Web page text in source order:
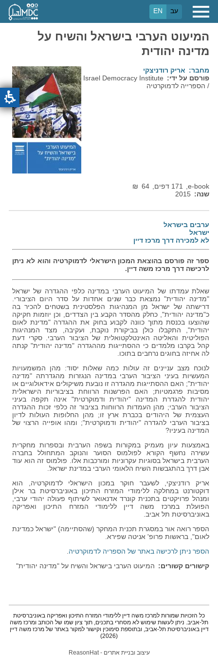
לתוכן
העיקרי
EN עב
המיעוט הערבי בישראל והשיח על
מדינה יהודית
מחבר
אריק רודניצקי
פורסם על ידי
Israel Democracy Institute
/ הספרייה לדמוקרטיה
e-book 171 דפים 64
₪
שנה
2015
ערבים בישראל
ישראל
לא למכירה דרך מרכז דיין
ספר זה פורסם בהוצאת המכון הישראלי לדמוקרטיה והוא לא ניתן
לרכישה דרך מרכז משה דיין.
שאלת עמדתו של המיעוט הערבי במדינה כלפי ההגדרה של ישראל
"מדינה יהודית" נמצאת כבר שנים אחדות על סדר היום הציבורי.
דרישתה של ישראל מן המנהיגות הפלסטינית בשטחים להכיר בה
כ"מדינה יהודית", כחלק מהסדר הקבע בין הצדדים, וכן יוזמות חקיקה
שהוצעו בכנסת מתוך כוונה לקבוע בחוק את ההגדרה "מדינת לאום
יהודית", התקבלו כולן בביקורת נוקבת, ועקיבה, מצד המנהיגות
הפוליטית והאליטה האינטלקטואלית של הציבור הערבי. סקרי דעת
קהל בקרבו מלמדים כי ההסתייגות מההגדרה "מדינה יהודית" קנתה
לה אחיזה בחוגים נרחבים בתוכו.
לנוכח מצב עניינים זה עולות כמה שאלות יסוד: מהן המשמעויות
המעשיות בעיני הציבור הערבי במדינה הנגזרות מהגדרתה "מדינה
יהודית"; האם ההסתייגות מהגדרה זו נובעת משיקולים אידאולוגיים או
מסיבות פרגמטיות; האם הפרשנות הרווחת בציבוריות הישראלית
יהודית להגדרת המדינה "יהודית ודמוקרטית" אינה תקפה בעיני
הציבור הערבי; מהן העמדות הרווחות בציבור זה כלפי זכות ההגדרה
העצמית של היהודים בכברת ארץ זו; מהן החלופות העולות לדיון
בציבור הערבי להגדרה "יהודית ודמוקרטית"; ומהו אופייה הרצוי של
המדינה בעיניו?
באמצעות עיון מעמיק במקורות בשפה הערבית ובספרות מחקרית
עשירה נחשף הקורא לפולמוס הסוער והנוקב המתחולל בחברה
הערבית בישראל בסוגיות עקרוניות ומורכבות אלו. פולמוס זה הוא עוד
אבן דרך בהתגבשות השיח הלאומי הערבי במדינת ישראל.
אריק רודניצקי, לשעבר חוקר במכון הישראלי לדמוקרטיה, הוא
דוקטורנט במחלקה ללימודי המזרח התיכון באוניברסיטת בר אילן
ומנהל פרויקטים בתכנית קונרד אדנאואר לשיתוף פעולה יהודי ערבי,
הפועלת במרכז משה דיין ללימודי המזרח התיכון ואפריקה
באוניברסיטת תל אביב.
הספר רואה אור במסגרת תכנית המחקר (שהסתיימה) "ישראל כמדינת
לאום", בראשות פרופ' אניטה שפירא.
הספר ניתן לרכישה באתר של הספריה לדמוקרטיה
קישורים קשורים
המיעוט הערבי בישראל והשיח על "מדינה יהודית"
כל הזכויות שמורות למרכז משה דיין ללימודי המזרח התיכון ואפריקה באוניברסיטת
תל-אביב. ניתן לעשות שימוש לא מסחרי בתכנים, תוך ציון שמו של הכותב ומרכז משה
דיין באוניברסיטת תל-אביב, ובתוספת סימוכין וקישור למקור באתר של מרכז משה דיין
(2026)
עיצוב ובניית אתרים - ReasonHat